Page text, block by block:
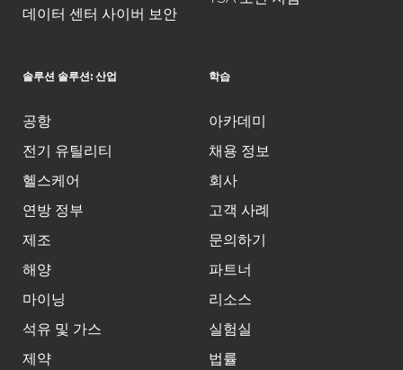
데이터 센터 사이버 보안
솔루션 솔루션: 산업
공항
전기 유틸리티
헬스케어
연방 정부
제조
해양
마이닝
석유 및 가스
제약
학습
아카데미
채용 정보
회사
고객 사례
문의하기
파트너
리소스
실험실
법률